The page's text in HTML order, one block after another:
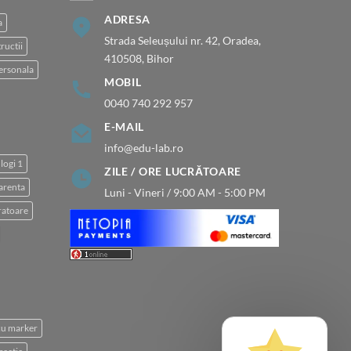
logi 1
marker
ADRESA
Strada Seleușului nr. 42, Oradea,
410508, Bihor
MOBIL
0040 740 292 957
E-MAIL
info@edu-lab.ro
ZILE / ORE LUCRĂTOARE
Luni - Vineri / 9:00 AM - 5:00 PM